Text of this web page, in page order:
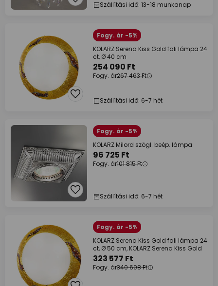
Szállítási idő: 13-18 munkanap
Fogy. ár -5%
KOLARZ Serena Kiss Gold fali lámpa 24
ct, Ø 40 cm
254 090 Ft
Fogy. ár267 463 Ft
Szállítási idő: 6-7 hét
Fogy. ár -5%
KOLARZ Milord szögl. beép. lámpa
96 725 Ft
Fogy. ár101 815 Ft
Szállítási idő: 6-7 hét
Fogy. ár -5%
KOLARZ Serena Kiss Gold fali lámpa 24
ct, Ø 50 cm, KOLARZ Serena Kiss Gold
323 577 Ft
Fogy. ár340 608 Ft